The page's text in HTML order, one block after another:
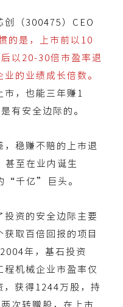
创（300475）CEO
的是，上市前以10
以20-30倍市盈率退
的业绩成长倍数。
，也能三年赚1
有安全边际的。
，稳赚不赔的上市退
甚至在业内诞生
“千亿”巨头。
投资的安全边际主要
取百倍回报的项目
年，基石投资
程机械企业市盈率仅
获得1244万股，持
次转赠股，在上市